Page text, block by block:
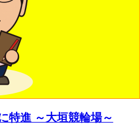
特進 ～大垣競輪場～